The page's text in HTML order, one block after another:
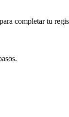
para completar tu